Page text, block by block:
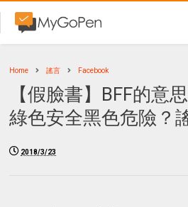
Home 謠言 Facebook
【假臉書】BFF的意
綠色安全黑色危險？
2018/3/23